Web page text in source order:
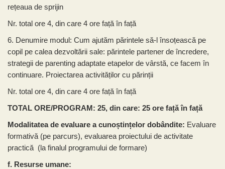
rețeaua de sprijin
Nr. total ore 4, din care 4 ore față în față
6. Denumire modul: Cum ajutăm părintele să-l însoțească pe
copil pe calea dezvoltării sale: părintele partener de încredere,
strategii de parenting adaptate etapelor de vârstă, ce facem în
continuare. Proiectarea activităților cu părinții
Nr. total ore 4, din care 4 ore față în față
TOTAL ORE/PROGRAM: 25, din care: 25 ore față în față
Modalitatea de evaluare a cunoștințelor dobândite: Evaluare
formativă (pe parcurs), evaluarea proiectului de activitate
practică (la finalul programului de formare)
f. Resurse umane: